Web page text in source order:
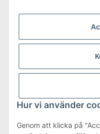
Hur vi använder
Genom att klicka på
more about Shipping &